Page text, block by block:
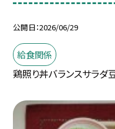
公開日 2026/06/29
給食関係
鶏照り丼バランスサラ